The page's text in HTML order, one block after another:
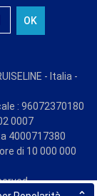
OK
- Italia -
: 96072370180
0007
4000717380
di 10 000 000